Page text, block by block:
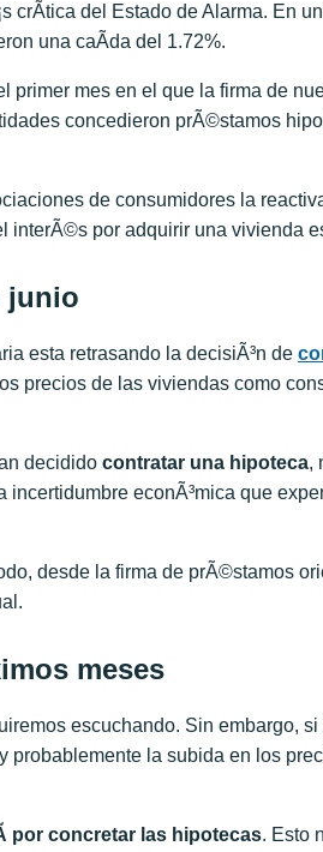
crÃ­tica del Estado de Alarma. En
una caÃ­da del 1.72%.
primer mes en el que la firma de
concedieron prÃ©stamos
de consumidores la
interÃ©s por adquirir una vivienda
junio
esta retrasando la decisiÃ³n de
precios de las viviendas como
decidido contratar una hipoteca,
econÃ³mica que
desde la firma de prÃ©stamos
meses
escuchando. Sin embargo,
probablemente la subida en los
por concretar las hipotecas. Esto